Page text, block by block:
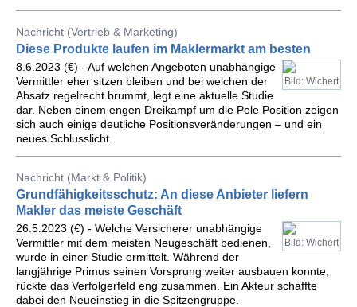
Nachricht (Vertrieb & Marketing)
Diese Produkte laufen im Maklermarkt am besten
Bild: Wichert
8.6.2023 (€) - Auf welchen Angeboten unabhängige
Vermittler eher sitzen bleiben und bei welchen der
Absatz regelrecht brummt, legt eine aktuelle Studie
dar. Neben einem engen Dreikampf um die Pole Position zeigen
sich auch einige deutliche Positionsveränderungen – und ein
neues Schlusslicht.
Nachricht (Markt & Politik)
Grundfähigkeitsschutz: An diese Anbieter liefern
Makler das meiste Geschäft
Bild: Wichert
26.5.2023 (€) - Welche Versicherer unabhängige
Vermittler mit dem meisten Neugeschäft bedienen,
wurde in einer Studie ermittelt. Während der
langjährige Primus seinen Vorsprung weiter ausbauen konnte,
rückte das Verfolgerfeld eng zusammen. Ein Akteur schaffte
dabei den Neueinstieg in die Spitzengruppe.